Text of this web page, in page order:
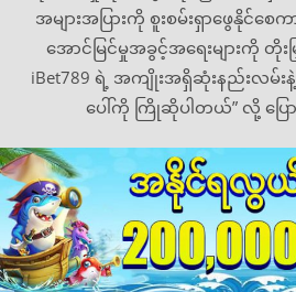
အများအပြားကို စူးစမ်းရှာဖွေနိုင်စေ
အောင်မြင်မှုအခွင့်အရေးများကို တိုး
iBet789 ရဲ့ အကျိုးအရှိဆုံးနည်းလမ်း
ပေါ်ကို ကြိုဆိုပါတယ်” လို့ ပြေ